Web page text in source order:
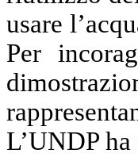
usare
Per
L’UNDP